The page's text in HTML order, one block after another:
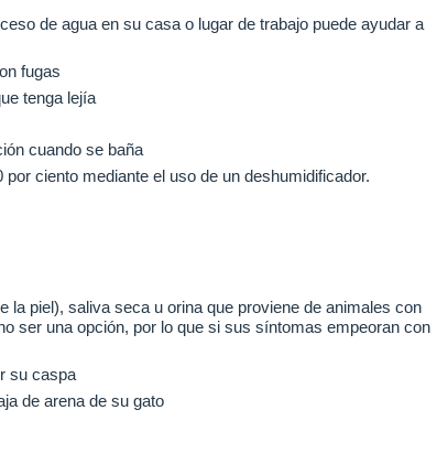
de agua en su casa o lugar de trabajo puede ayudar a
fugas
tenga lejía
cuando se baña
ciento mediante el uso de un deshumidificador.
piel), saliva seca u orina que proviene de animales con
ser una opción, por lo que si sus síntomas empeoran con
su caspa
de arena de su gato